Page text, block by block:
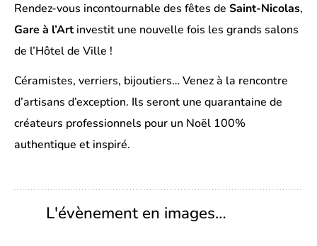
Rendez-vous incontournable des fêtes de Saint-Nicolas,
Gare à l’Artinvestit une nouvelle fois les grands salons
de l’Hôtel de Ville !
Céramistes, verriers, bijoutiers… Venez à la rencontre
d’artisans d’exception. Ils seront une quarantaine de
créateurs professionnels pour un Noël 100%
authentique et inspiré.
L'évènement en images…